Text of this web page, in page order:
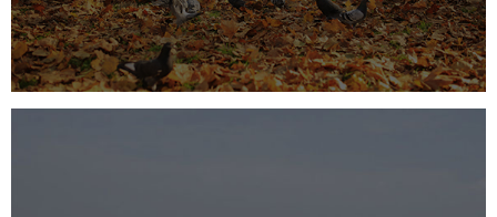
智慧体育公园
智能步道 智能大数据平台
AR太极
智能体测